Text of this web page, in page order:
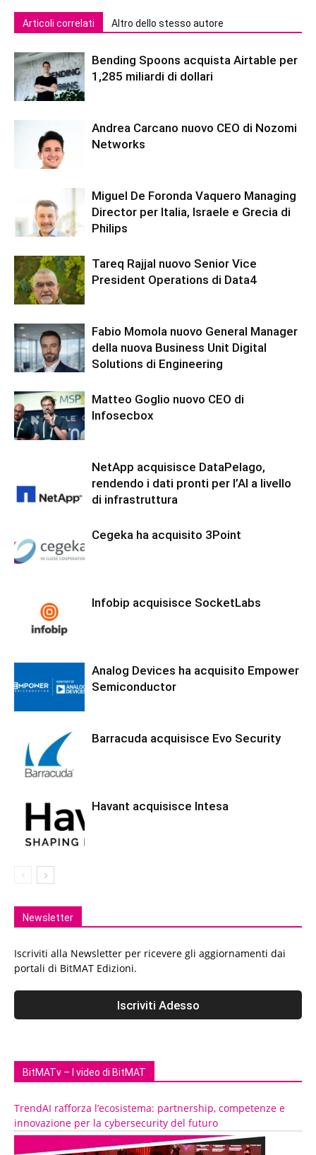
Articoli correlati Altro dello stesso autore
Bending Spoons acquista Airtable per
1,285 miliardi di dollari
Andrea Carcano nuovo CEO di Nozomi
Networks
Miguel De Foronda Vaquero Managing
Director per Italia, Israele e Grecia di
Philips
Tareq Rajjal nuovo Senior Vice
President Operations di Data4
Fabio Momola nuovo General Manager
della nuova Business Unit Digital
Solutions di Engineering
Matteo Goglio nuovo CEO di
Infosecbox
NetApp acquisisce DataPelago,
rendendo i dati pronti per l’AI a livello
di infrastruttura
Cegeka ha acquisito 3Point
Infobip acquisisce SocketLabs
Analog Devices ha acquisito Empower
Semiconductor
Barracuda acquisisce Evo Security
Havant acquisisce Intesa
Newsletter
Iscriviti alla Newsletter per ricevere gli aggiornamenti dai
portali di BitMAT Edizioni.
BitMATv – I video di BitMAT
TrendAI rafforza l’ecosistema: partnership, competenze e
innovazione per la cybersecurity del futuro